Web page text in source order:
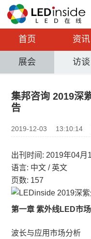
首页 资讯
展会 访谈
集邦咨询 2019深
告
2019-12-03 13:10:14
出刊时间: 2019年04月
语言: 中文 / 英文
页数: 157
第一章 紫外线LED市
波长与应用市场分析